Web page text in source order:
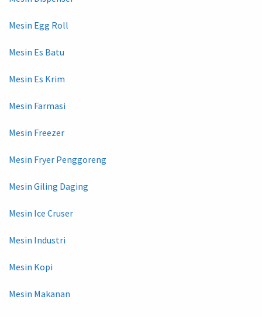
Mesin Egg Roll
Mesin Es Batu
Mesin Es Krim
Mesin Farmasi
Mesin Freezer
Mesin Fryer Penggoreng
Mesin Giling Daging
Mesin Ice Cruser
Mesin Industri
Mesin Kopi
Mesin Makanan